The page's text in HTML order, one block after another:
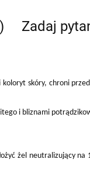
Zadaj
koloryt skóry, chroni
i bliznami
żel neutralizujący